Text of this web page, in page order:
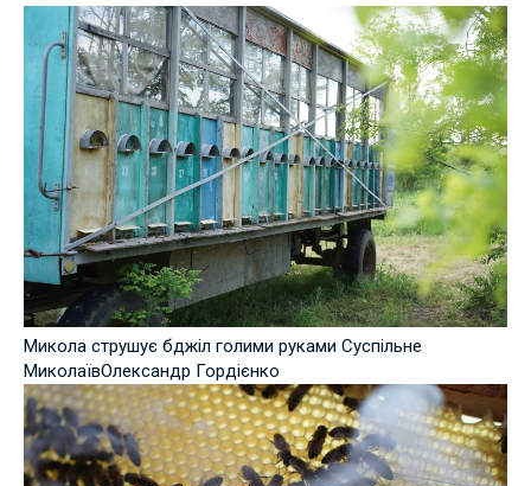
Микола струшує бджіл голими руками Суспільне
МиколаївОлександр Гордієнко